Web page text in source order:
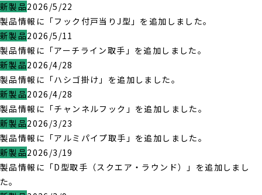
新製品2026/5/22
製品情報に「フック付戸当りJ型」を追加しました。
新製品2026/5/11
製品情報に「アーチライン取手」を追加しました。
新製品2026/4/28
製品情報に「ハシゴ掛け」を追加しました。
新製品2026/4/28
製品情報に「チャンネルフック」を追加しました。
新製品2026/3/23
製品情報に「アルミパイプ取手」を追加しました。
新製品2026/3/19
製品情報に「D型取手（スクエア・ラウンド）」を追加しまし
た。